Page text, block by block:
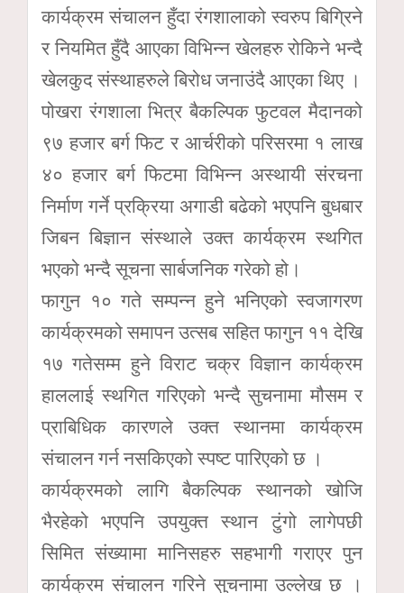
कार्यक्रम संचालन हुँदा रंगशालाको स्वरुप बिग्रिने
र नियमित हुँदै आएका विभिन्न खेलहरु रोकिने भन्दै
खेलकुद संस्थाहरुले बिरोध जनाउंदै आएका थिए ।
पोखरा रंगशाला भित्र बैकल्पिक फुटवल मैदानको
९७ हजार बर्ग फिट र आर्चरीको परिसरमा १ लाख
४० हजार बर्ग फिटमा विभिन्न अस्थायी संरचना
निर्माण गर्ने प्रक्रिया अगाडी बढेको भएपनि बुधबार
जिबन बिज्ञान संस्थाले उक्त कार्यक्रम स्थगित
भएको भन्दै सूचना सार्बजनिक गरेको हो।
फागुन १० गते सम्पन्न हुने भनिएको स्वजागरण
कार्यक्रमको समापन उत्सब सहित फागुन ११ देखि
१७ गतेसम्म हुने विराट चक्र विज्ञान कार्यक्रम
हाललाई स्थगित गरिएको भन्दै सुचनामा मौसम र
प्राबिधिक कारणले उक्त स्थानमा कार्यक्रम
संचालन गर्न नसकिएको स्पष्ट पारिएको छ ।
कार्यक्रमको लागि बैकल्पिक स्थानको खोजि
भैरहेको भएपनि उपयुक्त स्थान टुंगो लागेपछी
सिमित संख्यामा मानिसहरु सहभागी गराएर पुन
कार्यक्रम संचालन गरिने सुचनामा उल्लेख छ ।